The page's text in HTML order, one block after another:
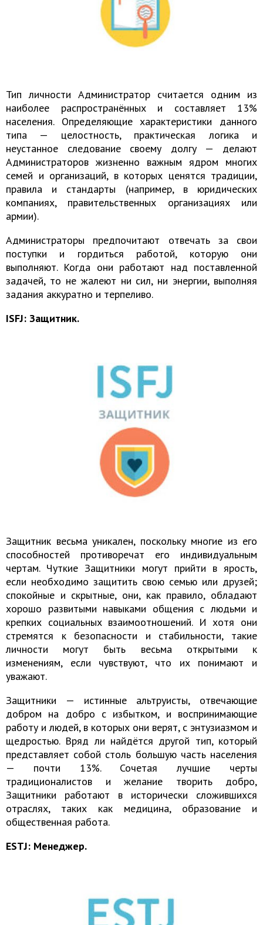
Тип личности Администратор считается одним из
наиболее распространённых и составляет 13%
населения. Определяющие характеристики данного
типа — целостность, практическая логика и
неустанное следование своему долгу — делают
Администраторов жизненно важным ядром многих
семей и организаций, в которых ценятся традиции,
правила и стандарты (например, в юридических
компаниях, правительственных организациях или
армии).
Администраторы предпочитают отвечать за свои
поступки и гордиться работой, которую они
выполняют. Когда они работают над поставленной
задачей, то не жалеют ни сил, ни энергии, выполняя
задания аккуратно и терпеливо.
ISFJ: Защитник.
Защитник весьма уникален, поскольку многие из его
способностей противоречат его индивидуальным
чертам. Чуткие Защитники могут прийти в ярость,
если необходимо защитить свою семью или друзей;
спокойные и скрытные, они, как правило, обладают
хорошо развитыми навыками общения с людьми и
крепких социальных взаимоотношений. И хотя они
стремятся к безопасности и стабильности, такие
личности могут быть весьма открытыми к
изменениям, если чувствуют, что их понимают и
уважают.
Защитники — истинные альтруисты, отвечающие
добром на добро с избытком, и воспринимающие
работу и людей, в которых они верят, с энтузиазмом и
щедростью. Вряд ли найдётся другой тип, который
представляет собой столь большую часть населения
— почти 13%. Сочетая лучшие черты
традиционалистов и желание творить добро,
Защитники работают в исторически сложившихся
отраслях, таких как медицина, образование и
общественная работа.
ESTJ: Менеджер.